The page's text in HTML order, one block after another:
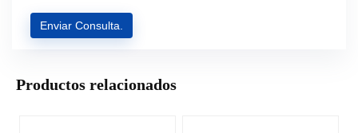
Productos relacionados